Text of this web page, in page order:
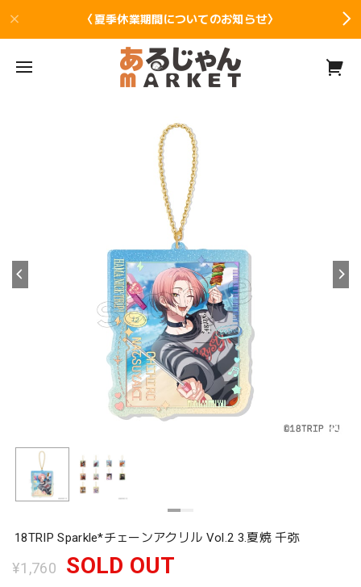
〈夏季休業期間についてのお知らせ〉
18TRIP Sparkle*チェーンアクリル Vol.2 3.夏焼 千弥
¥1,760 SOLD OUT